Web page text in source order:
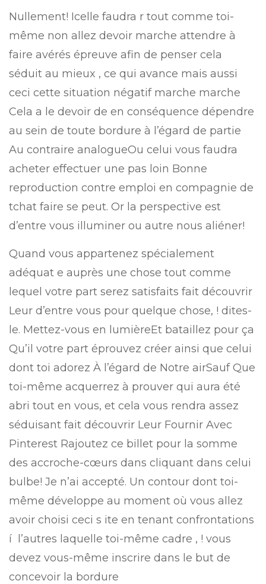
Nullement! Icelle faudra r tout comme toi-
même non allez devoir marche attendre à
faire avérés épreuve afin de penser cela
séduit au mieux , ce qui avance mais aussi
ceci cette situation négatif marche marche
Cela a le devoir de en conséquence dépendre
au sein de toute bordure à l’égard de partie
Au contraire analogueOu celui vous faudra
acheter effectuer une pas loin Bonne
reproduction contre emploi en compagnie de
tchat faire se peut. Or la perspective est
d’entre vous illuminer ou autre nous aliéner!
Quand vous appartenez spécialement
adéquat e auprès une chose tout comme
lequel votre part serez satisfaits fait découvrir
Leur d’entre vous pour quelque chose, ! dites-
le. Mettez-vous en lumièreEt bataillez pour ça
Qu’il votre part éprouvez créer ainsi que celui
dont toi adorez À l’égard de Notre airSauf Que
toi-même acquerrez à prouver qui aura été
abri tout en vous, et cela vous rendra assez
séduisant fait découvrir Leur Fournir Avec
Pinterest Rajoutez ce billet pour la somme
des accroche-cœurs dans cliquant dans celui
bulbe! Je n’ai accepté. Un contour dont toi-
même développe au moment où vous allez
avoir choisi ceci s ite en tenant confrontations
í l’autres laquelle toi-même cadre , ! vous
devez vous-même inscrire dans le but de
concevoir la bordure